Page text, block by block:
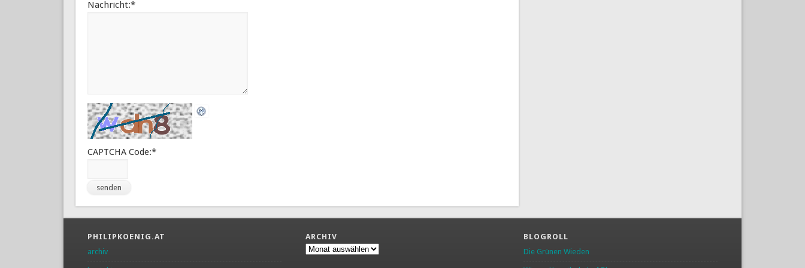
Nachricht:*
CAPTCHA Code:*
PHILIPKOENIG.AT
archiv
ARCHIV
Archiv
BLOGROLL
Die Grünen Wieden